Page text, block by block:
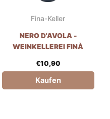
Fina-Keller
NERO D'AVOLA -
WEINKELLEREI FINÀ
€10,90
Kaufen